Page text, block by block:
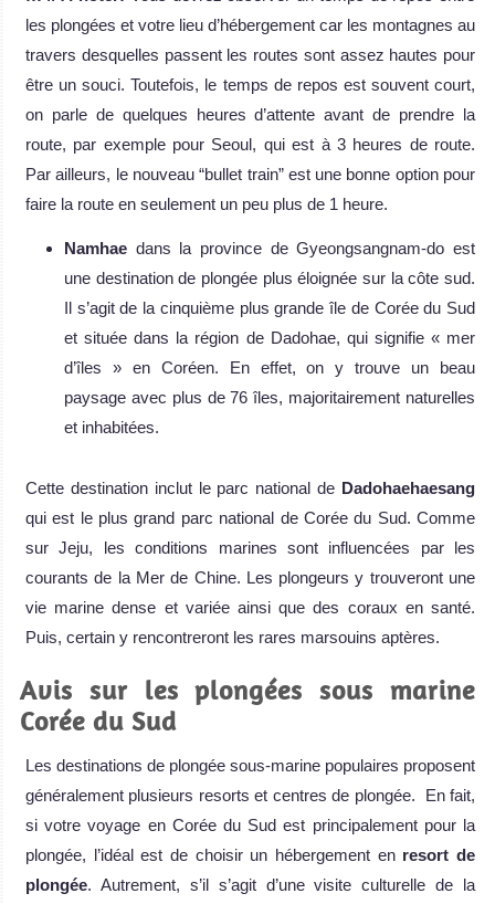
les plongées et votre lieu d’hébergement car les montagnes au
travers desquelles passent les routes sont assez hautes pour
être un souci. Toutefois, le temps de repos est souvent court,
on parle de quelques heures d’attente avant de prendre la
route, par exemple pour Seoul, qui est à 3 heures de route.
Par ailleurs, le nouveau “bullet train” est une bonne option pour
faire la route en seulement un peu plus de 1 heure.
Namhae dans la province de Gyeongsangnam-do est
une destination de plongée plus éloignée sur la côte sud.
Il s’agit de la cinquième plus grande île de Corée du Sud
et située dans la région de Dadohae, qui signifie « mer
d’îles » en Coréen. En effet, on y trouve un beau
paysage avec plus de 76 îles, majoritairement naturelles
et inhabitées.
Cette destination inclut le parc national de Dadohaehaesang
qui est le plus grand parc national de Corée du Sud. Comme
sur Jeju, les conditions marines sont influencées par les
courants de la Mer de Chine. Les plongeurs y trouveront une
vie marine dense et variée ainsi que des coraux en santé.
Puis, certain y rencontreront les rares marsouins aptères.
Avis sur les plongées sous marine
Corée du Sud
Les destinations de plongée sous-marine populaires proposent
généralement plusieurs resorts et centres de plongée. En fait,
si votre voyage en Corée du Sud est principalement pour la
plongée, l’idéal est de choisir un hébergement en resort de
plongée. Autrement, s’il s’agit d’une visite culturelle de la